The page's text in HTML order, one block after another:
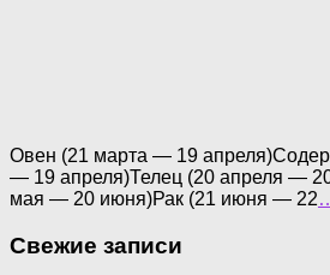
Овен (21 марта — 19
— 19 апреля)Телец (20 апреля —
мая — 20 июня)Рак (21 июня — 22
Свежие записи